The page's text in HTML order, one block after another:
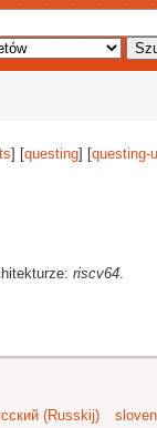
] [questing] [questing-
riscv64.
(Russkij)